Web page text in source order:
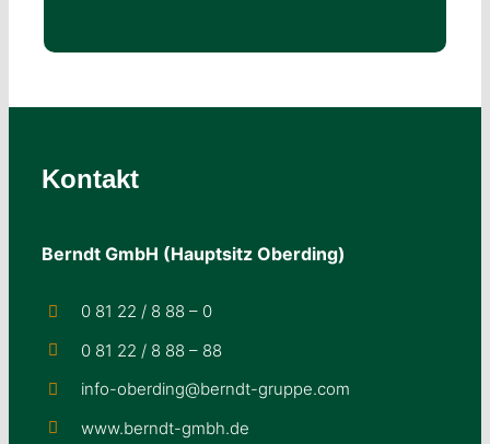
Kontakt
Berndt GmbH (Hauptsitz Oberding)
0 81 22 / 8 88 – 0
0 81 22 / 8 88 – 88
info-oberding@berndt-gruppe.com
www.berndt-gmbh.de